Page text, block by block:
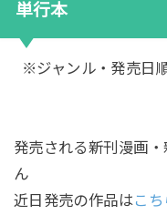
単行本
※ジャンル・発売日
発売される新刊漫画
ん
近日発売の作品はこち